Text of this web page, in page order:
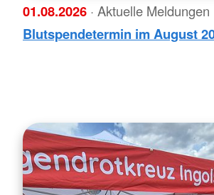
01.08.2026 · Aktuelle Meldungen
Blutspendetermin im August